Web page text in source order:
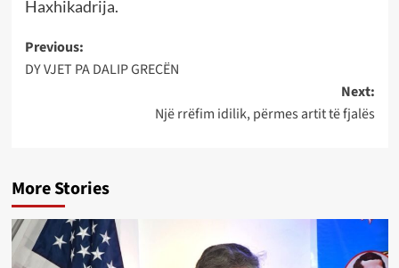
Haxhikadrija.
Post
navigation
Previous:
DY VJET PA DALIP GRECËN
Next:
Një rrëfim idilik, përmes artit të fjalës
More Stories